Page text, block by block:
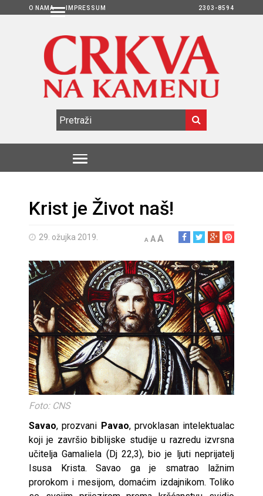
O NAMA IMPRESSUM 2303-8594
Krist je Život naš!
29. ožujka 2019. A AA
Foto: CNS
Savao, prozvani Pavao, prvoklasan intelektualac
koji je završio biblijske studije u razredu izvrsna
učitelja Gamaliela (Dj 22,3), bio je ljuti neprijatelj
Isusa Krista. Savao ga je smatrao lažnim
prorokom i mesijom, domaćim izdajnikom. Toliko